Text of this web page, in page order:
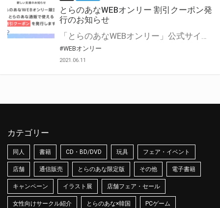
とらのあなWEBオンリー 割引クーポン発
行のお知らせ
「とらのあなWEBオンリー」公式サイトでとらのあな通販の「割引クーポン」を配布中！ イベントごとに開催当日限定で使える割引クーポンのシリアルコードを発行します。 とらのあなWEBオンリーのページをチェックして、イベント当日にお得にお買い物を楽しみましょう♪ ※本キャンペーンは予告なく終了する場合がございます。 とらのあなWEBオンリーサイトはこちら
#WEBオンリー
2021.06.11
カテゴリー
同人 書籍 CD・BD/DVD 玩具 フェア・イベント
店舗 通信販売 とらのあな限定版 その他 電子書籍
キャンペーン イラスト展 店舗フェア・セール
女性向けサークル紹介 とらのあな×韓国 PCゲーム